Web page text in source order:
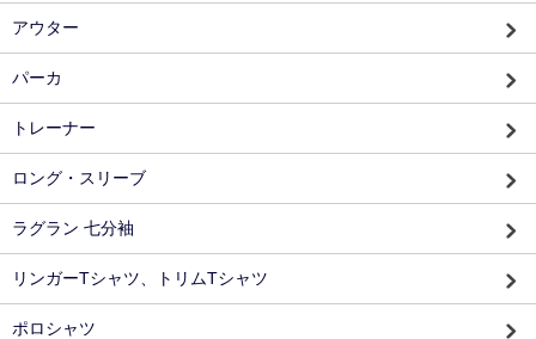
アウター
パーカ
トレーナー
ロング・スリーブ
ラグラン 七分袖
リンガーTシャツ、トリムTシャツ
ポロシャツ